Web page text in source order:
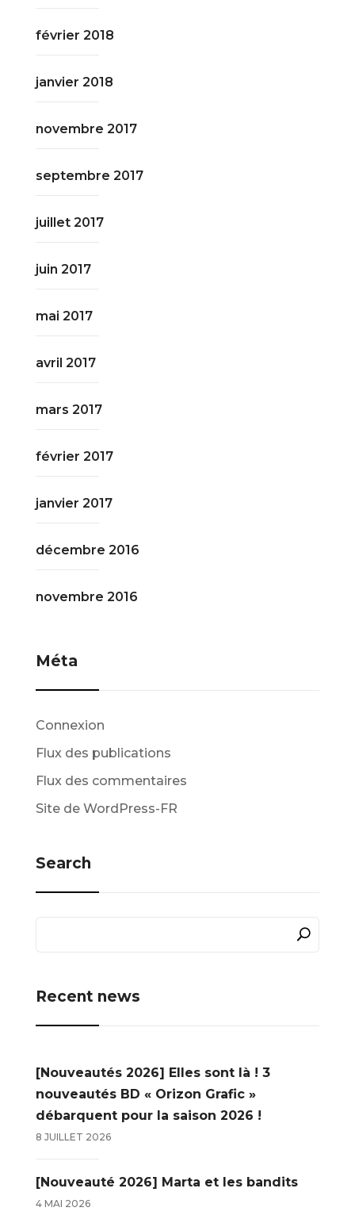
février 2018
janvier 2018
novembre 2017
septembre 2017
juillet 2017
juin 2017
mai 2017
avril 2017
mars 2017
février 2017
janvier 2017
décembre 2016
novembre 2016
Méta
Connexion
Flux des publications
Flux des commentaires
Site de WordPress-FR
Search
Recent news
[Nouveautés 2026] Elles sont là ! 3
nouveautés BD « Orizon Grafic »
débarquent pour la saison 2026 !
8 JUILLET 2026
[Nouveauté 2026] Marta et les bandits
4 MAI 2026